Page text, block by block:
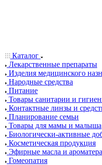
Каталог
Лекарственные препараты
Изделия медицинского
Народные средства
Питание
Товары санитарии и
Контактные линзы и
Планирование семьи
Товары для мамы и малыша
Биологически-активные
Косметическая продукция
Эфирные масла и
Гомеопатия